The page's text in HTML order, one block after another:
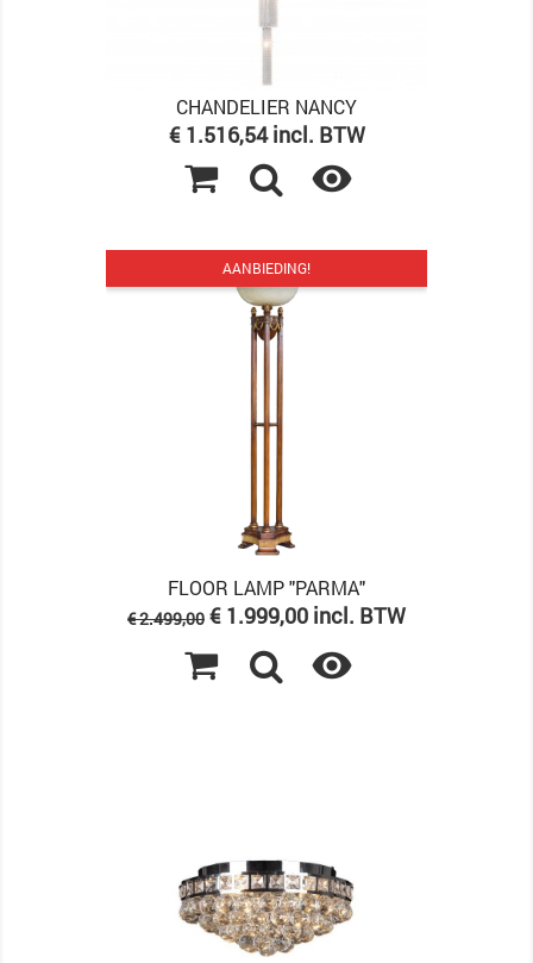
CHANDELIER NANCY
Prijs
€ 1.516,54 incl. BTW

FLOOR LAMP "PARMA"
Normale
€ 2.499,00 Prijs
€ 1.999,00 incl. BTW
AANBIEDING!
